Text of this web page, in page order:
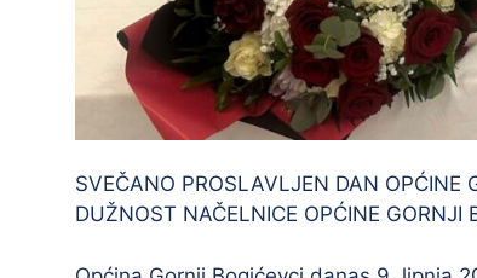
SVEČANO PROSLAVLJEN DAN OPĆINE
DUŽNOST NAČELNICE OPĆINE GORNJI